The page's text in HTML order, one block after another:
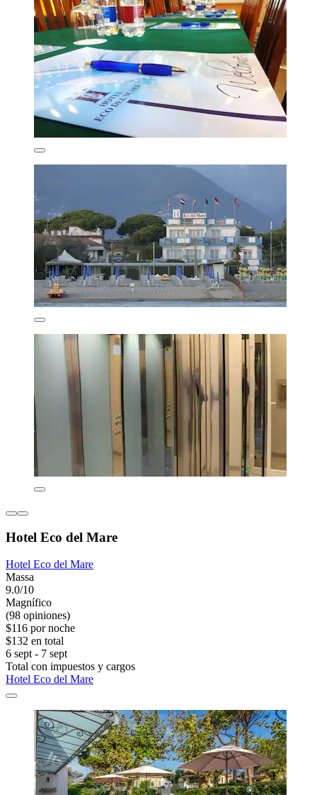
Hotel Eco del Mare
Hotel Eco del Mare
Massa
9.0/10
Magnífico
(98 opiniones)
$116 por noche
$132 en total
6 sept - 7 sept
Total con impuestos y cargos
Hotel Eco del Mare